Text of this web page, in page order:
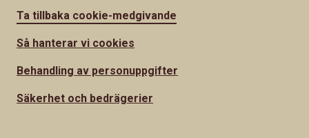
Ta tillbaka cookie-medgivande
Så hanterar vi cookies
Behandling av personuppgifter
Säkerhet och bedrägerier